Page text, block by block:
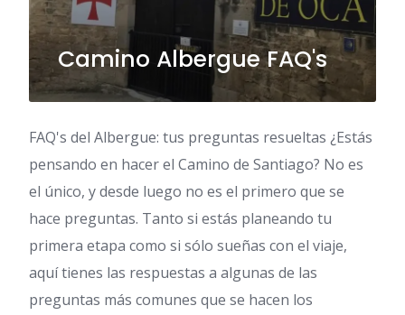
Camino Albergue FAQ's
FAQ's del Albergue: tus preguntas resueltas ¿Estás
pensando en hacer el Camino de Santiago? No es
el único, y desde luego no es el primero que se
hace preguntas. Tanto si estás planeando tu
primera etapa como si sólo sueñas con el viaje,
aquí tienes las respuestas a algunas de las
preguntas más comunes que se hacen los